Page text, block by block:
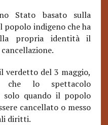
Stato basato sulla
popolo indigeno che ha
propria identità il
verdetto del 3 maggio,
lo spettacolo
solo quando il popolo
cancellato o messo
diritti.